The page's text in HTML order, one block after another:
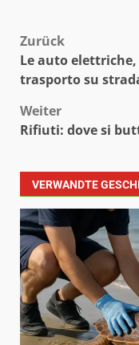
Zurück
Le auto
trasporto su
Weiter
Rifiuti: dove si
VERWANDTE